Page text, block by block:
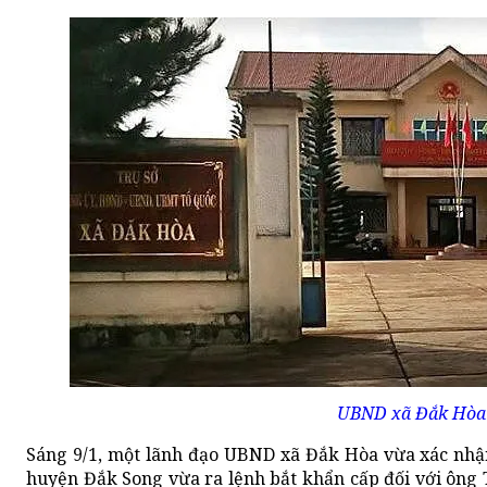
UBND xã Đắk Hòa
Sáng 9/1, một lãnh đạo UBND xã Đắk Hòa vừa xác
huyện Đắk Song vừa ra lệnh bắt khẩn cấp đối với ông